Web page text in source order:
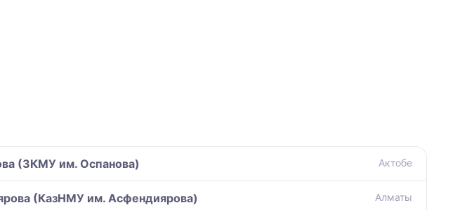
(ЗКМУ им. Оспанова) Актобе
(КазНМУ им. Асфендиярова) Алматы